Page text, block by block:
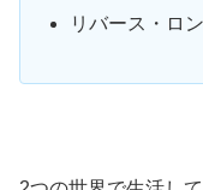
リバース・ロ